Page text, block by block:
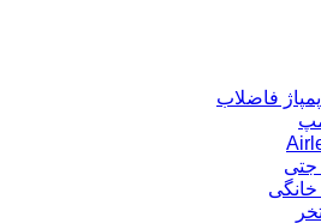
پمپاژ فاضلاب